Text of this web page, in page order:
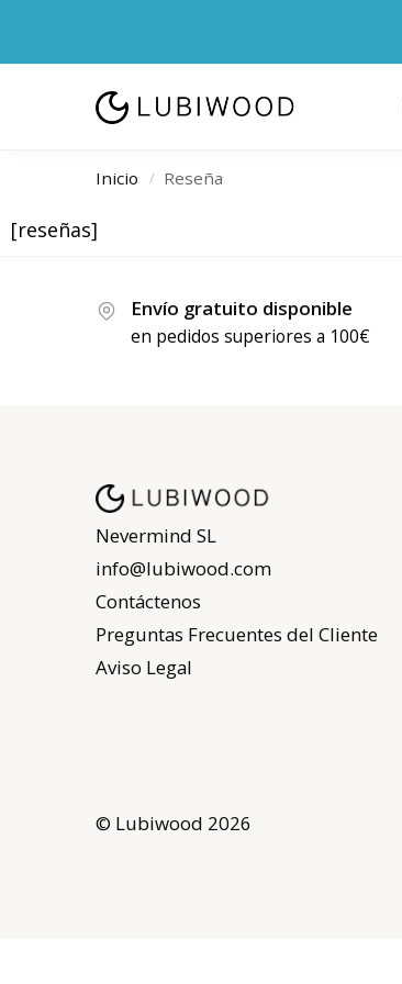
Inicio / Reseña
[reseñas]
Envío gratuito disponible
en pedidos superiores a 100€
Nevermind SL
info@lubiwood.com
Contáctenos
Preguntas Frecuentes del Cliente
Aviso Legal
© Lubiwood 2026